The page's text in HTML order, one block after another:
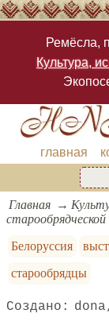
Ремёсла,
Культура,
главная
Главная
старообрядческой
Белоруссия
старообрядцы
dona